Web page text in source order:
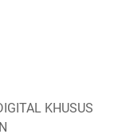
KHUSUS